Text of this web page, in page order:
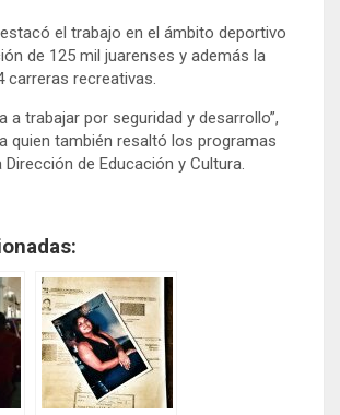
el trabajo en el ámbito deportivo
de 125 mil juarenses y además la
carreras recreativas.
a trabajar por seguridad y desarrollo”,
quien también resaltó los programas
de Educación y Cultura.